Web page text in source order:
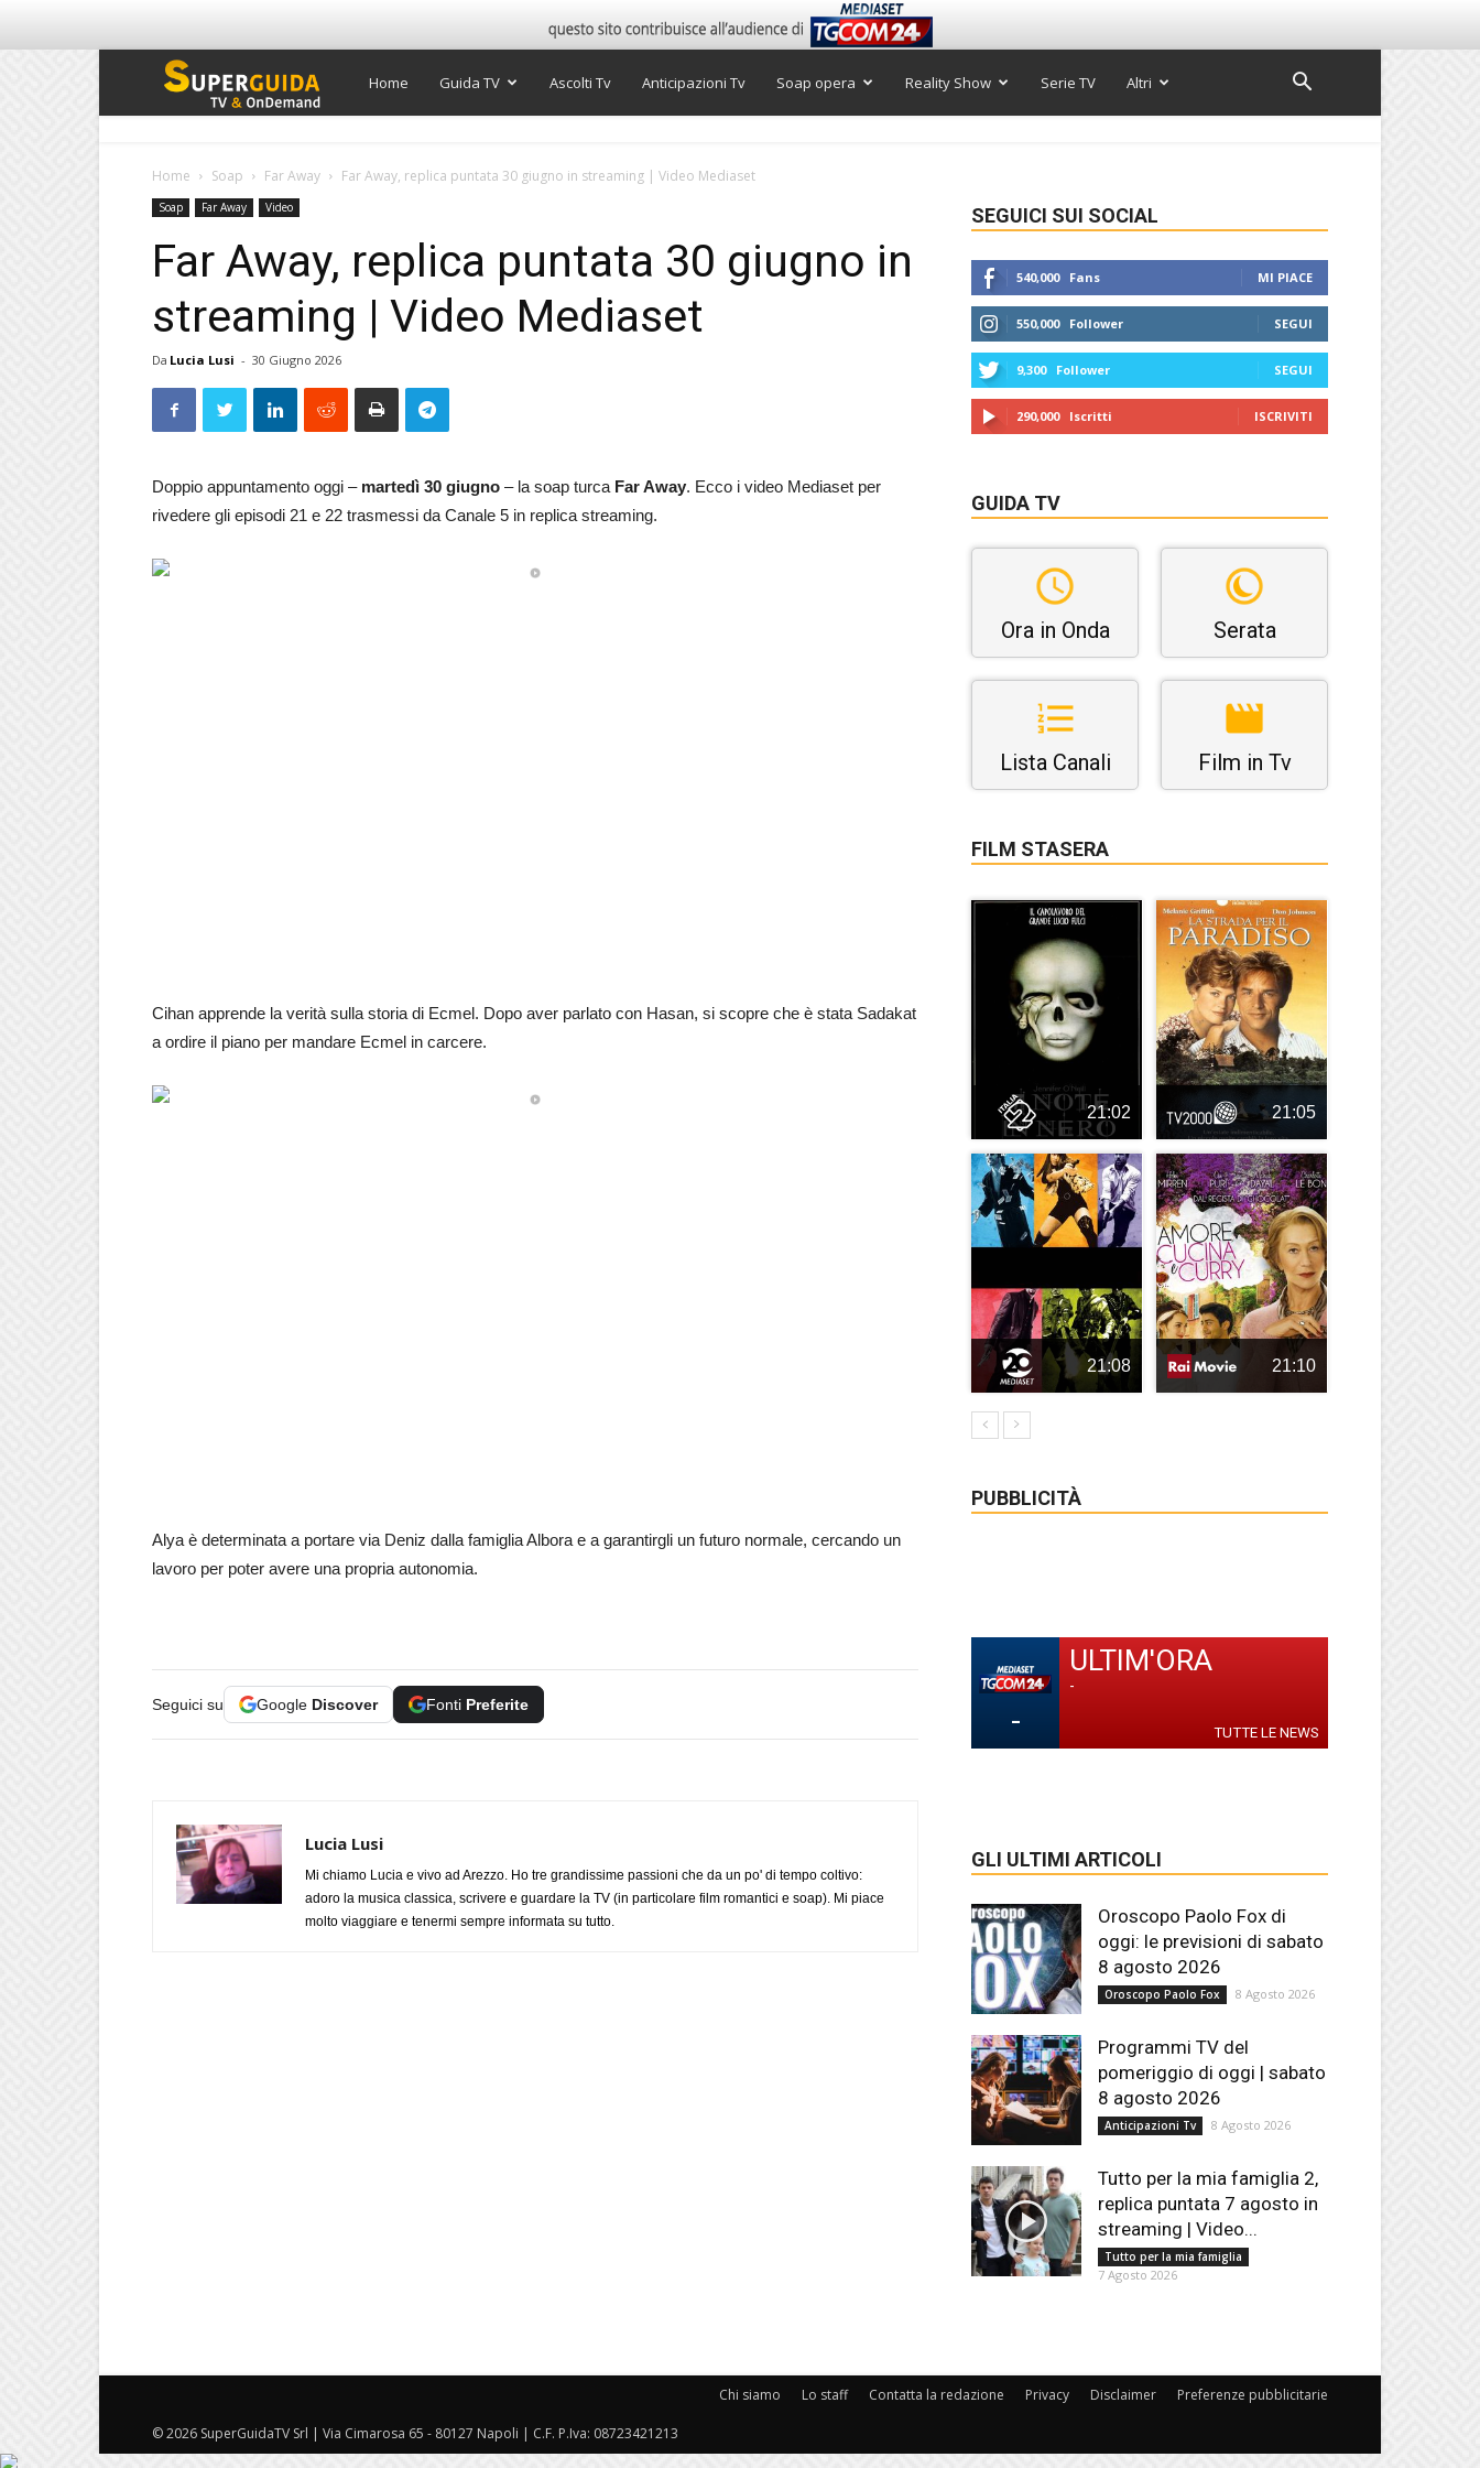
Super
Home Guida TV Ascolti Tv Anticipazioni Tv Soap opera Reality Show Serie TV Altri
Home Soap Far Away Far Away, replica puntata 30 giugno in streaming | Video Mediaset
Soap Far Away Video
Far Away, replica puntata 30 giugno in
streaming | Video Mediaset
Da Lucia Lusi - 30 Giugno 2026
Doppio appuntamento oggi – martedì 30 giugno – la soap turca Far Away. Ecco i video Mediaset per
rivedere gli episodi 21 e 22 trasmessi da Canale 5 in replica streaming.
Cihan apprende la verità sulla storia di Ecmel. Dopo aver parlato con Hasan, si scopre che è stata Sadakat
a ordire il piano per mandare Ecmel in carcere.
Alya è determinata a portare via Deniz dalla famiglia Albora e a garantirgli un futuro normale, cercando un
lavoro per poter avere una propria autonomia.
Seguici su Google Discover Fonti Preferite
Lucia Lusi
Mi chiamo Lucia e vivo ad Arezzo. Ho tre grandissime passioni che da un po' di tempo coltivo:
adoro la musica classica, scrivere e guardare la TV (in particolare film romantici e soap). Mi piace
molto viaggiare e tenermi sempre informata su tutto.
SEGUICI SUI SOCIAL
540,000 Fans MI PIACE
550,000 Follower SEGUI
9,300 Follower SEGUI
290,000 Iscritti ISCRIVITI
GUIDA TV
Ora in Onda Serata
Lista Canali Film in Tv
FILM STASERA
21:02 21:05
21:08 21:10
PUBBLICITÀ
-
ULTIM'ORA
-
TUTTE LE NEWS
GLI ULTIMI ARTICOLI
Oroscopo Paolo Fox di
oggi: le previsioni di sabato
8 agosto 2026
Oroscopo Paolo Fox 8 Agosto 2026
Programmi TV del
pomeriggio di oggi | sabato
8 agosto 2026
Anticipazioni Tv 8 Agosto 2026
Tutto per la mia famiglia 2,
replica puntata 7 agosto in
streaming | Video...
Tutto per la mia famiglia
7 Agosto 2026
Chi siamo Lo staff Contatta la redazione Privacy Disclaimer Preferenze pubblicitarie
© 2026 SuperGuidaTV Srl | Via Cimarosa 65 - 80127 Napoli | C.F. P.Iva: 08723421213